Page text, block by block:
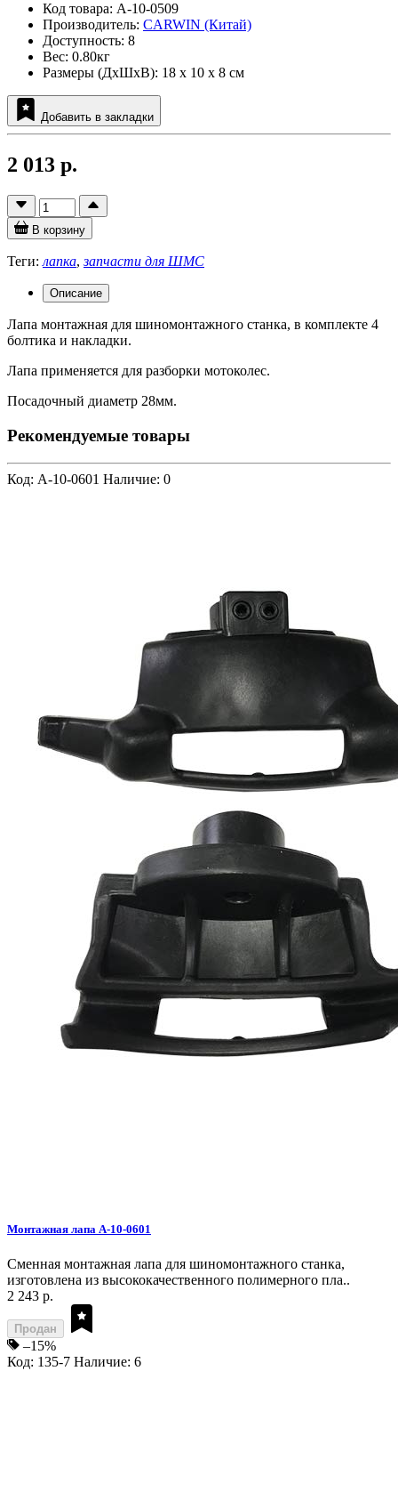
Код товара: A-10-0509
Производитель: CARWIN (Китай)
Доступность: 8
Вес: 0.80кг
Размеры (ДxШxВ): 18 x 10 x 8 см
Добавить в закладки
2 013 р.
В корзину
Теги: лапка,запчасти для ШМС
Описание
Лапа монтажная для шиномонтажного станка, в комплекте 4
болтика и накладки.
Лапа применяется для разборки мотоколес.
Посадочный диаметр 28мм.
Рекомендуемые товары
Код: A-10-0601 Наличие: 0
Монтажная лапа A-10-0601
Сменная монтажная лапа для шиномонтажного станка,
изготовлена из высококачественного полимерного пла..
2 243 р.
Продан
–15%
Код: 135-7 Наличие: 6